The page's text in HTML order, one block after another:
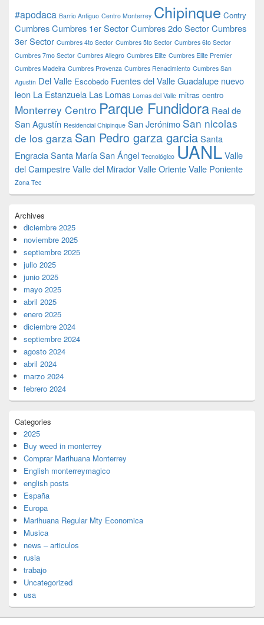
#apodaca Barrio Antiguo Centro Monterrey Chipinque Contry
CumbresCumbres 1er SectorCumbres 2do SectorCumbres
3er Sector Cumbres 4to Sector Cumbres 5to Sector Cumbres 6to Sector
Cumbres 7mo Sector Cumbres Allegro Cumbres Elite Cumbres Elite Premier
Cumbres Madeira Cumbres Provenza Cumbres Renacimiento Cumbres San
Agustín Del Valle Escobedo Fuentes del ValleGuadalupe nuevo
leon La Estanzuela Las Lomas Lomas del Valle mitras centro
Monterrey Centro Parque Fundidora Real de
San Agustín Residencial Chipinque San Jerónimo San nicolas
de los garza San Pedro garza garciaSanta
EngraciaSanta MaríaSan Ángel Tecnológico UANLValle
del CampestreValle del MiradorValle OrienteValle Poniente
Zona Tec
Archives
diciembre 2025
noviembre 2025
septiembre 2025
julio 2025
junio 2025
mayo 2025
abril 2025
enero 2025
diciembre 2024
septiembre 2024
agosto 2024
abril 2024
marzo 2024
febrero 2024
Categories
2025
Buy weed in monterrey
Comprar Marihuana Monterrey
English monterreymagico
english posts
España
Europa
Marihuana Regular Mty Economica
Musica
news – articulos
rusia
trabajo
Uncategorized
usa